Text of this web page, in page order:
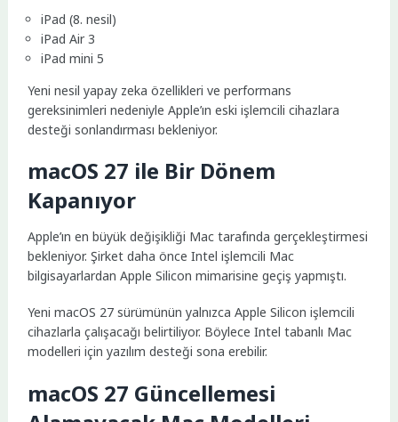
iPad (8. nesil)
iPad Air 3
iPad mini 5
Yeni nesil yapay zeka özellikleri ve performans
gereksinimleri nedeniyle Apple’ın eski işlemcili cihazlara
desteği sonlandırması bekleniyor.
macOS 27 ile Bir Dönem
Kapanıyor
Apple’ın en büyük değişikliği Mac tarafında gerçekleştirmesi
bekleniyor. Şirket daha önce Intel işlemcili Mac
bilgisayarlardan Apple Silicon mimarisine geçiş yapmıştı.
Yeni macOS 27 sürümünün yalnızca Apple Silicon işlemcili
cihazlarla çalışacağı belirtiliyor. Böylece Intel tabanlı Mac
modelleri için yazılım desteği sona erebilir.
macOS 27 Güncellemesi